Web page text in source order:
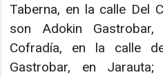
Taberna, en la calle Del
son Adokin
Cofradía, en la calle
Gastrobar, en